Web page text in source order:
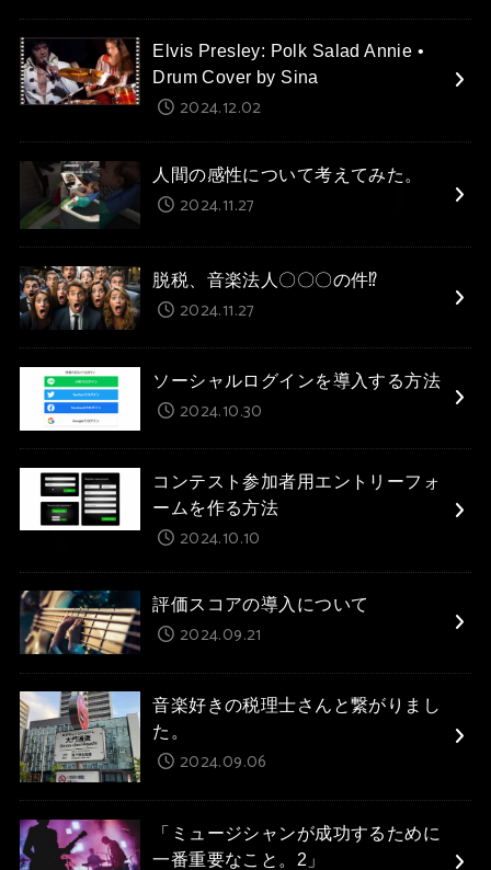
Elvis Presley: Polk Salad Annie •
Drum Cover by Sina
2024.12.02
人間の感性について考えてみた。
2024.11.27
脱税、音楽法人〇〇〇の件⁉
2024.11.27
ソーシャルログインを導入する方法
2024.10.30
コンテスト参加者用エントリーフォ
ームを作る方法
2024.10.10
評価スコアの導入について
2024.09.21
音楽好きの税理士さんと繋がりまし
た。
2024.09.06
「ミュージシャンが成功するために
一番重要なこと。2」